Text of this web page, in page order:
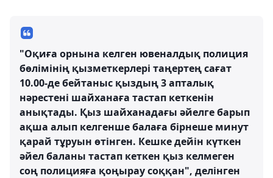
"Оқиға орнына келген ювеналдық полиция
бөлімінің қызметкерлері таңертең сағат
10.00-де бейтаныс қыздың 3 апталық
нәрестені шайханаға тастап кеткенін
анықтады. Қыз шайханадағы әйелге барып
ақша алып келгенше балаға бірнеше минут
қарай тұруын өтінген. Кешке дейін күткен
әйел баланы тастап кеткен қыз келмеген
соң полицияға қоңырау соққан", делінген